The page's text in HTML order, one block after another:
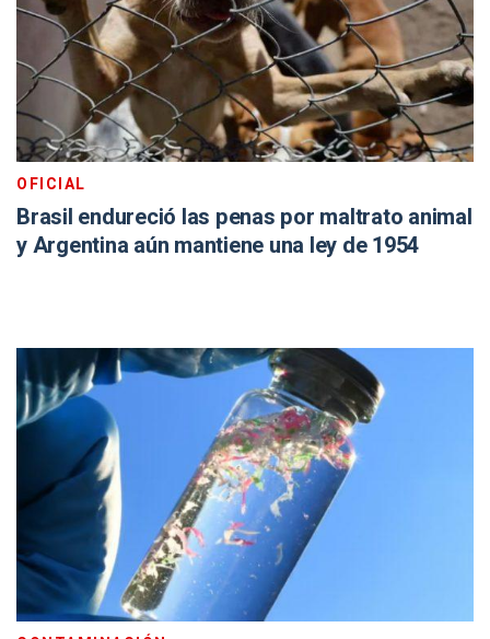
OFICIAL
Brasil endureció las penas por maltrato animal
y Argentina aún mantiene una ley de 1954